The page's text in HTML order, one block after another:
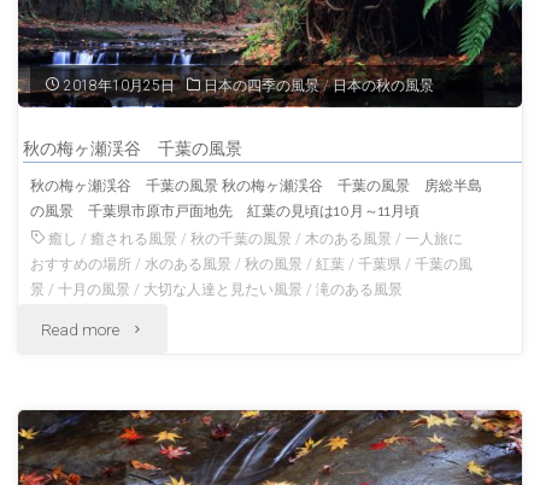
千
葉
風
景"
2018年10月25日 日本の四季の風景 / 日本の秋の風景
秋の梅ヶ瀬渓谷 千葉の風景
秋の梅ヶ瀬渓谷 千葉の風景 秋の梅ヶ瀬渓谷 千葉の風景 房総半島
の風景 千葉県市原市戸面地先 紅葉の見頃は10月～11月頃
癒し /癒される風景 /秋の千葉の風景 /木のある風景 /一人旅に
おすすめの場所 /水のある風景 /秋の風景 /紅葉 /千葉県 /千葉の風
景 /十月の風景 / 大切な人達と見たい風景 /滝のある風景
Read more "秋
梅
ヶ